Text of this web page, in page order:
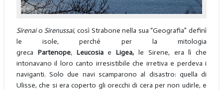
SirenaioSirenussai, così Strabone nella sua “Geografia” definì
le isole, perché per la mitologia
greca Partenope, LeucosiaeLigea, le Sirene, era lì che
intonavano il loro canto irresistibile che irretiva e perdeva i
naviganti. Solo due navi scamparono al disastro: quella di
Ulisse, che si era coperto gli orecchi di cera per non udirle, e